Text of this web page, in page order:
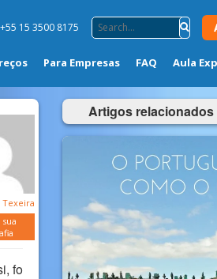
+55 15 3500 8175
Para Empresas FAQ Aula
Texeira
fo
Artigos relacionados